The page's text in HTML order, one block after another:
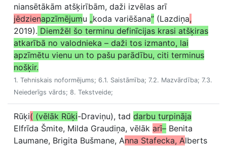
niansētākām atšķirībām, daži izvēlas arī
jēdzienapzīmējumu „koda variēšana” (Lazdiņa,
2019). Diemžēl šo terminu definīcijas krasi atšķiras
atkarībā no valodnieka – daži tos izmanto, lai
apzīmētu vienu un to pašu parādību, citi terminus
nošķir.
1. Tehniskais noformējums; 6.1. Saistāmība; 7.2. Mazvārdība; 7.3.
Neiederīgs vārds; 8. Tekstveide;
Rūķi( (vēlāk Rūķi-Draviņu), tad darbu turpināja
Elfrīda Šmite, Milda Graudiņa, vēlāk arī– Benita
Laumane, Brigita Bušmane, Anna Stafecka, Alberts